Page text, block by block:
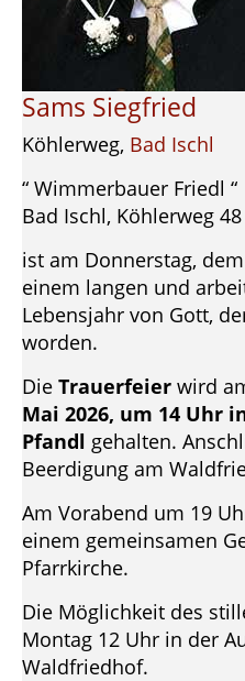
Sams Siegfried
Köhlerweg, Bad Ischl
“ Wimmerbauer Friedl “
Bad Ischl, Köhlerweg 48
ist am Donnerstag,
einem langen und
Lebensjahr von Gott,
worden.
Die Trauerfeier wird
Mai 2026, um 14 Uhr
Pfandl gehalten.
Beerdigung am
Am Vorabend um 19
einem gemeinsamen
Pfarrkirche.
Die Möglichkeit des
Montag 12 Uhr in der
Waldfriedhof.